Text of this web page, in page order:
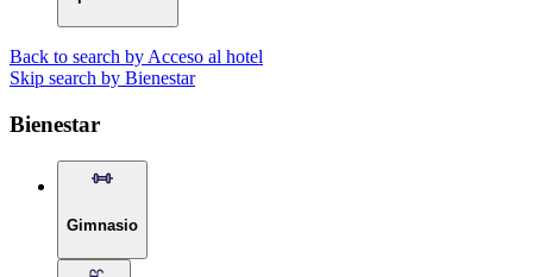
Back to search by Acceso al hotel
Skip search by Bienestar
Bienestar
Gimnasio